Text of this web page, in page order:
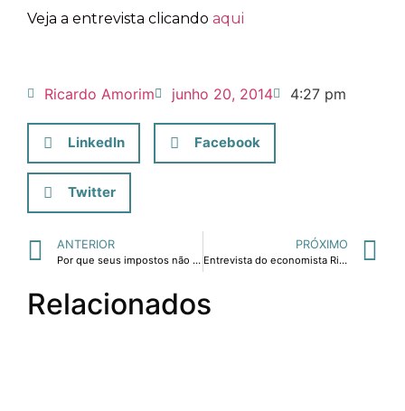
Veja a entrevista clicando aqui
Ricardo Amorim junho 20, 2014 4:27 pm
LinkedIn Facebook
Twitter
ANTERIOR
Por que seus impostos não param de aumentar?
PRÓXIMO
Entrevista do economista Ricardo Amorim sobre os desafios para o Brasil acelerar seu crescimento
Relacionados